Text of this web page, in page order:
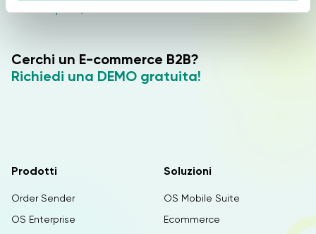
e
Enterprise).
Cerchi un E-commerce B2B?
Richiedi una DEMO gratuita!
Prodotti
Order Sender
OS Enterprise
Soluzioni
OS Mobile Suite
Ecommerce